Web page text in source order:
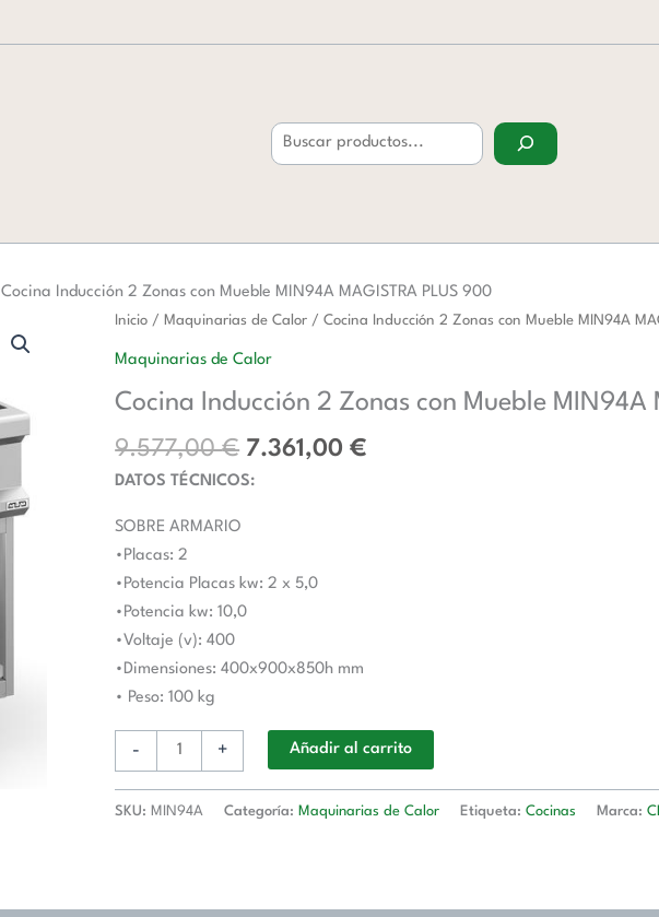
Cocina Inducción 2 Zonas con Mueble MIN94A MAGISTRA PLUS 900
Inicio / Maquinarias de Calor / Cocina Inducción 2 Zonas con Mueble MIN94A
Maquinarias de Calor
Cocina Inducción 2 Zonas con Mueble MIN94A
9.577,00€
El
precio
era:
9.577,00 €.
7.361,00€
El
es:
DATOS TÉCNICOS:
SOBRE ARMARIO
•Placas: 2
•Potencia Placas kw: 2 x 5,0
•Potencia kw: 10,0
•Voltaje (v): 400
•Dimensiones: 400x900x850h mm
• Peso: 100 kg
-
Cocina
Zonas
MIN94A
MAGISTRA
PLUS
900
cantidad
+ Añadir al carrito
SKU: MIN94A Categoría: Maquinarias de Calor Etiqueta:Cocinas Marca: